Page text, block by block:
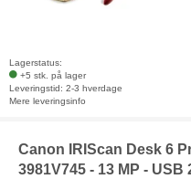
Lagerstatus:
+5 stk. på lager
Leveringstid: 2-3 hverdage
Mere leveringsinfo
Canon IRIScan Desk 6
3981V745 - 13 MP - USB